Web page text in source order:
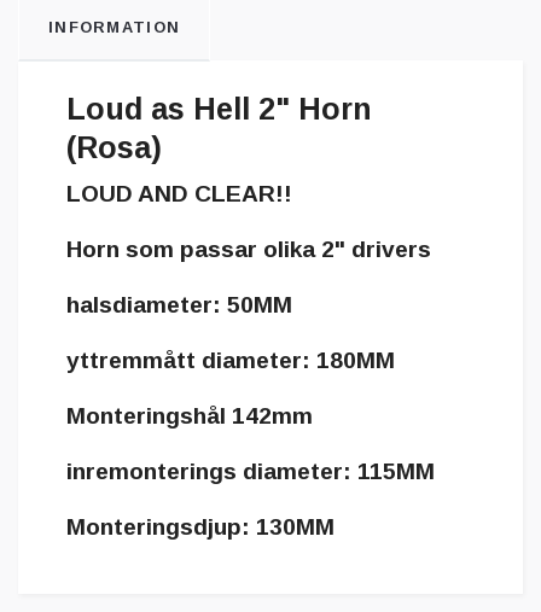
INFORMATION
Loud as Hell 2" Horn
(Rosa)
LOUD AND CLEAR!!
Horn som passar olika 2" drivers
halsdiameter: 50MM
yttremmått diameter: 180MM
Monteringshål 142mm
inremonterings diameter: 115MM
Monteringsdjup: 130MM